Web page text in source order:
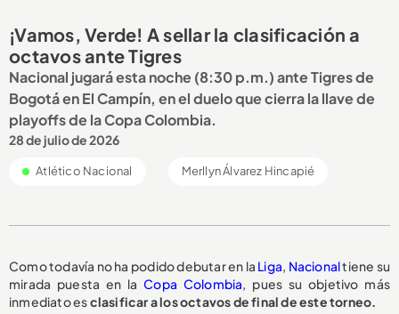
¡Vamos, Verde! A sellar la clasificación a
octavos ante Tigres
Nacional jugará esta noche (8:30 p.m.) ante Tigres de
Bogotá en El Campín, en el duelo que cierra la llave de
playoffs de la Copa Colombia.
28 de julio de 2026
Atlético Nacional Merllyn Álvarez Hincapié
Como todavía no ha podido debutar en la Liga, Nacionaltiene su
mirada puesta en laCopa Colombia, pues su objetivo más
inmediato esclasificar a los octavos de final de este torneo.